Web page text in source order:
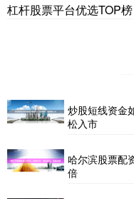
杠杆股票平台优选TOP榜
炒股短线资金
松入市
哈尔滨股票配
倍